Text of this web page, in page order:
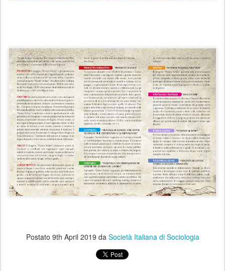
Postato 9th April 2019 da Società Italiana di Sociologia